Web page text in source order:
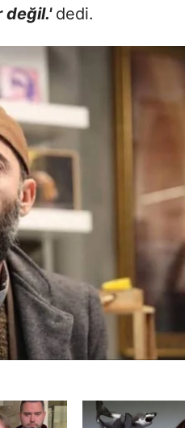
değil.' dedi.